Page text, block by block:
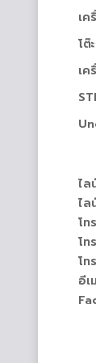
เค
โต๊
เค
ไล
ไล
โท
โท
โท
อี